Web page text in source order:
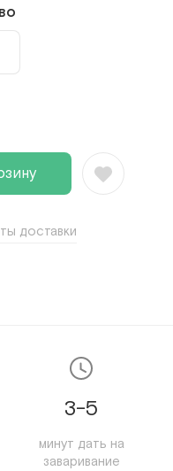
доставки
3-5
минут дать на
заваривание